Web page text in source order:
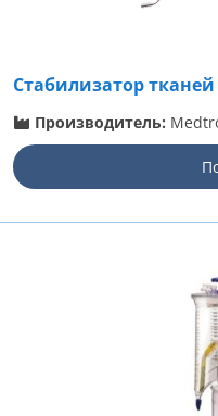
Стабилизатор
Производитель: